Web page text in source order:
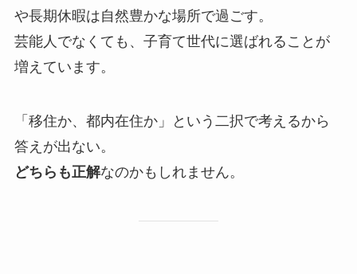
や長期休暇は自然豊かな場所で過ごす。
芸能人でなくても、子育て世代に選ばれることが
増えています。
「移住か、都内在住か」という二択で考えるから
答えが出ない。
どちらも正解なのかもしれません。